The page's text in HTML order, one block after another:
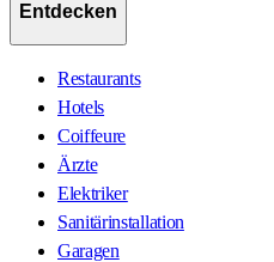
Entdecken
Restaurants
Hotels
Coiffeure
Ärzte
Elektriker
Sanitärinstallation
Garagen